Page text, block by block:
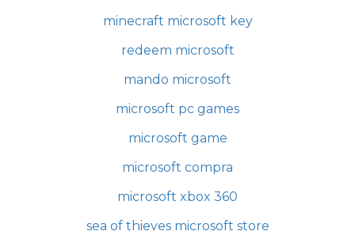
minecraft microsoft key
redeem microsoft
mando microsoft
microsoft pc games
microsoft game
microsoft compra
microsoft xbox 360
sea of thieves microsoft store